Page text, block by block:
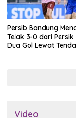
Persib Bandung
Telak 3-0 dari Persik
Dua Gol Lewat
Video